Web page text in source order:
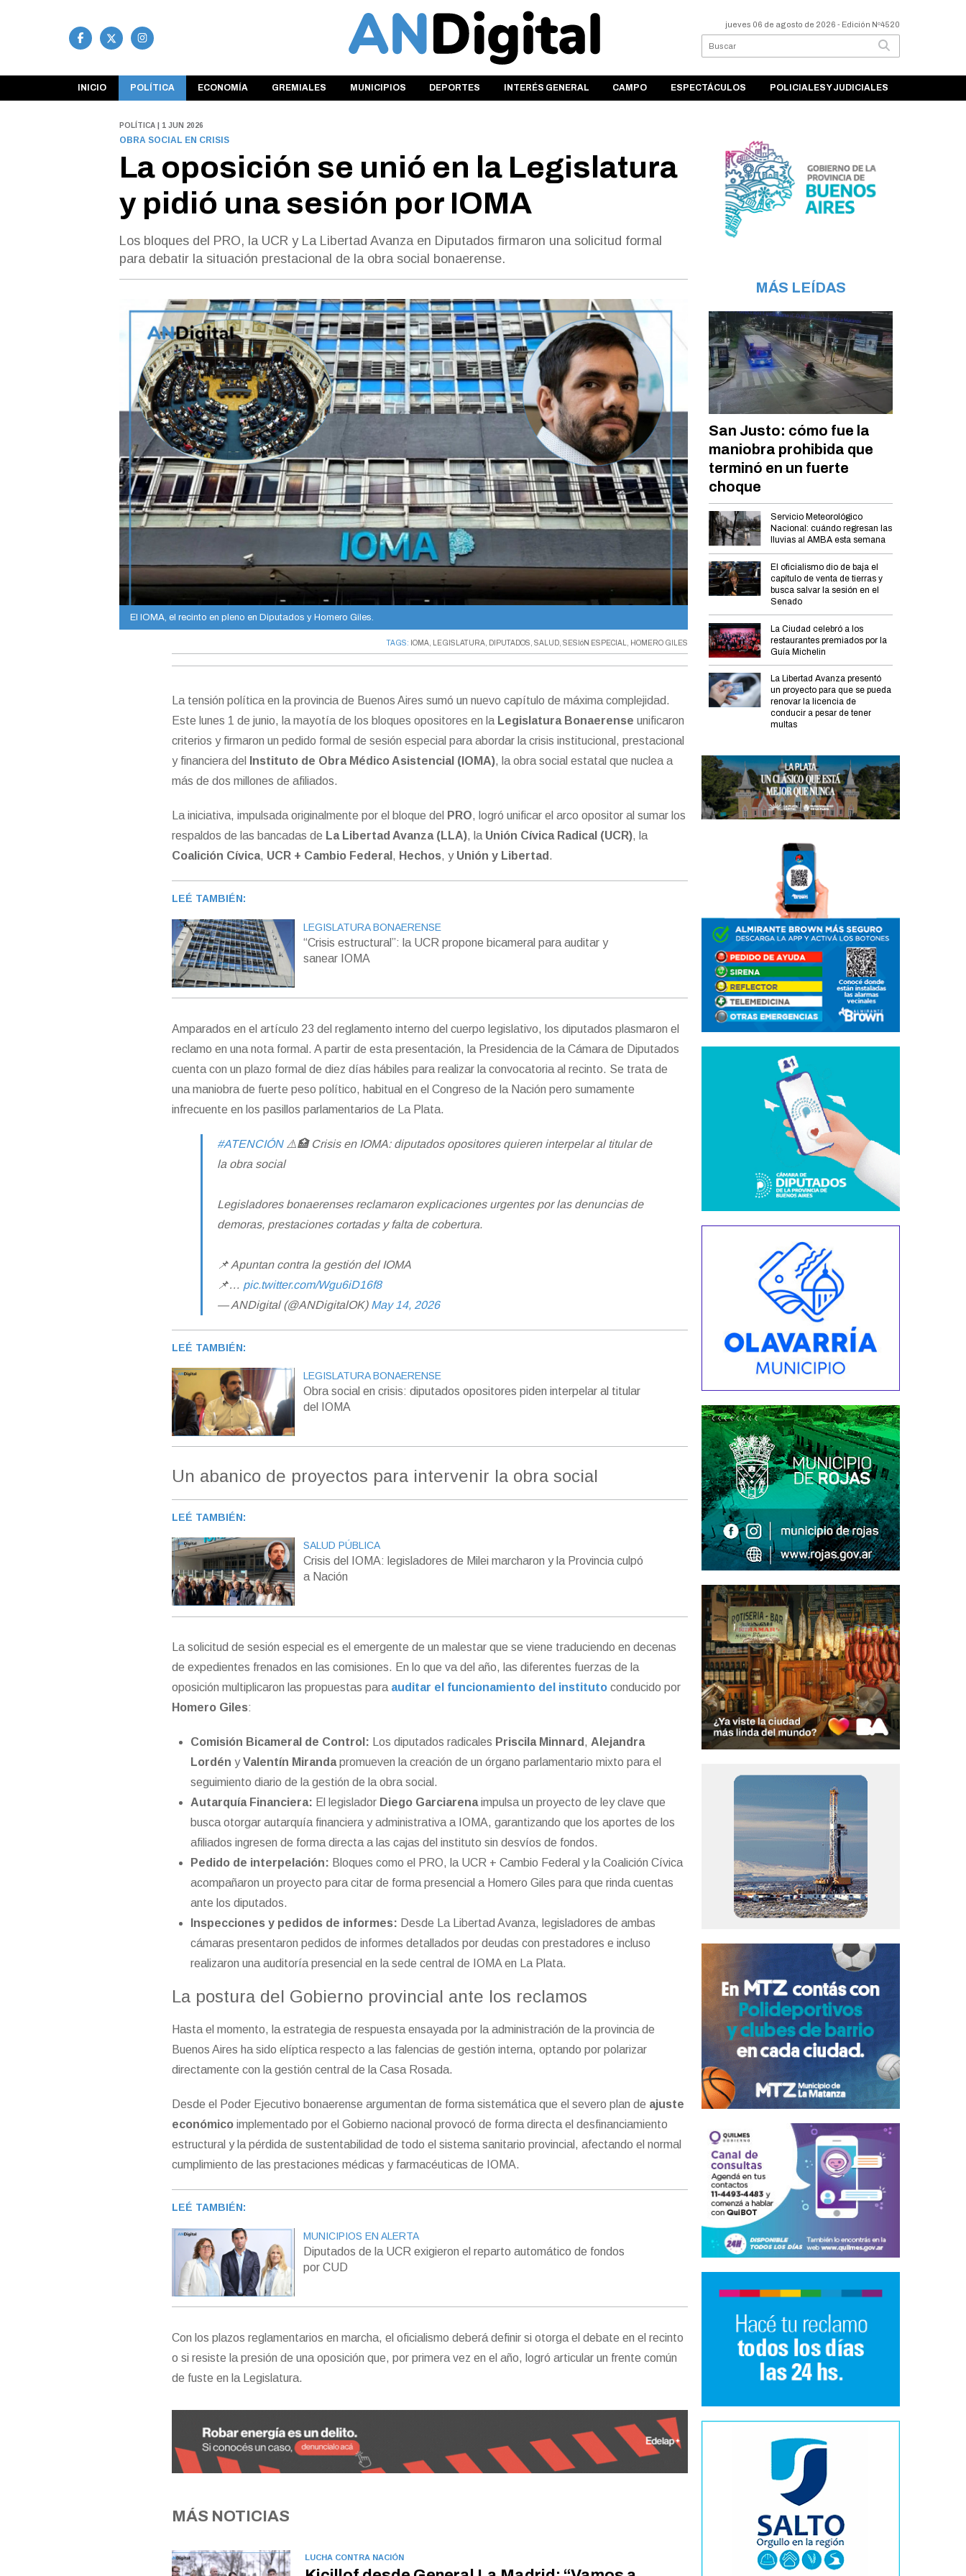
jueves 06 de agosto de 2026 - Edición Nº4520
INICIO POLÍTICA ECONOMÍA GREMIALES MUNICIPIOS DEPORTES INTERÉS GENERAL CAMPO ESPECTÁCULOS POLICIALES Y JUDICIALES
POLÍTICA | 1 JUN 2026
OBRA SOCIAL EN CRISIS
La oposición se unió en la Legislatura
y pidió una sesión por IOMA
Los bloques del PRO, la UCR y La Libertad Avanza en Diputados firmaron una solicitud formal
para debatir la situación prestacional de la obra social bonaerense.
El IOMA, el recinto en pleno en Diputados y Homero Giles. El IOMA, el recinto en pleno en Diputados y Homero Giles.
TAGS: IOMA, LEGISLATURA, DIPUTADOS,SALUD,SESIóN ESPECIAL, HOMERO GILES
La tensión política en la provincia de Buenos Aires sumó un nuevo capítulo de máxima complejidad.
Este lunes 1 de junio, la mayotía de los bloques opositores en la Legislatura Bonaerense unificaron
criterios y firmaron un pedido formal de sesión especial para abordar la crisis institucional, prestacional
y financiera del
Instituto de Obra Médico Asistencial (IOMA), la obra social estatal que nuclea a
más de dos millones de afiliados.
La iniciativa, impulsada originalmente por el bloque del PRO, logró unificar el arco opositor al sumar los
respaldos de las bancadas de La Libertad Avanza (LLA), la Unión Cívica Radical (UCR), la
Coalición Cívica, UCR + Cambio Federal , Hechos, y Unión y Libertad .
LEÉ TAMBIÉN:
LEGISLATURA BONAERENSE
“Crisis estructural”: la UCR propone bicameral para auditar y
sanear IOMA
Amparados en el artículo 23 del reglamento interno del cuerpo legislativo, los diputados plasmaron el
reclamo en una nota formal. A partir de esta presentación, la Presidencia de la Cámara de Diputados
cuenta con un plazo formal de diez días hábiles para realizar la convocatoria al recinto. Se trata de
una maniobra de fuerte peso político, habitual en el Congreso de la Nación pero sumamente
infrecuente en los pasillos parlamentarios de La Plata.
#ATENCIÓN⚠️🏥 Crisis en IOMA: diputados opositores quieren interpelar al titular de
la obra social
Legisladores bonaerenses reclamaron explicaciones urgentes por las denuncias de
demoras, prestaciones cortadas y falta de cobertura.
📌 Apuntan contra la gestión del IOMA
📌… pic.twitter.com/Wgu6iD16f8
— ANDigital (@ANDigitalOK) May 14, 2026
LEÉ TAMBIÉN:
LEGISLATURA BONAERENSE
Obra social en crisis: diputados opositores piden interpelar al titular
del IOMA
Un abanico de proyectos para intervenir la obra social
LEÉ TAMBIÉN:
SALUD PÚBLICA
Crisis del IOMA: legisladores de Milei marcharon y la Provincia culpó
a Nación
La solicitud de sesión especial es el emergente de un malestar que se viene traduciendo en decenas
de expedientes frenados en las comisiones. En lo que va del año, las diferentes fuerzas de la
oposición multiplicaron las propuestas para auditar el funcionamiento del institutoconducido por
Homero Giles:
Comisión Bicameral de Control: Los diputados radicales Priscila Minnard , Alejandra
Lordén yValentín Mirandapromueven la creación de un órgano parlamentario mixto para el
seguimiento diario de la gestión de la obra social.
Autarquía Financiera: El legislador Diego Garciarenaimpulsa un proyecto de ley clave que
busca otorgar autarquía financiera y administrativa a IOMA, garantizando que los aportes de los
afiliados ingresen de forma directa a las cajas del instituto sin desvíos de fondos.
Pedido de interpelación: Bloques como el PRO, la UCR + Cambio Federal y la Coalición Cívica
acompañaron un proyecto para citar de forma presencial a Homero Giles para que rinda cuentas
ante los diputados.
Inspecciones y pedidos de informes: Desde La Libertad Avanza, legisladores de ambas
cámaras presentaron pedidos de informes detallados por deudas con prestadores e incluso
realizaron una auditoría presencial en la sede central de IOMA en La Plata.
La postura del Gobierno provincial ante los reclamos
Hasta el momento, la estrategia de respuesta ensayada por la administración de la provincia de
Buenos Aires ha sido elíptica respecto a las falencias de gestión interna, optando por polarizar
directamente con la gestión central de la Casa Rosada.
Desde el Poder Ejecutivo bonaerense argumentan de forma sistemática que el severo plan de ajuste
económico implementado por el Gobierno nacional provocó de forma directa el desfinanciamiento
estructural y la pérdida de sustentabilidad de todo el sistema sanitario provincial, afectando el normal
cumplimiento de las prestaciones médicas y farmacéuticas de IOMA.
LEÉ TAMBIÉN:
MUNICIPIOS EN ALERTA
Diputados de la UCR exigieron el reparto automático de fondos
por CUD
Con los plazos reglamentarios en marcha, el oficialismo deberá definir si otorga el debate en el recinto
o si resiste la presión de una oposición que, por primera vez en el año, logró articular un frente común
de fuste en la Legislatura.
MÁS NOTICIAS
LUCHA CONTRA NACIÓN
MÁS LEÍDAS
San Justo: cómo fue la
maniobra prohibida que
terminó en un fuerte
choque
Servicio Meteorológico
Nacional: cuándo regresan las
lluvias al AMBA esta semana
El oficialismo dio de baja el
capítulo de venta de tierras y
busca salvar la sesión en el
Senado
La Ciudad celebró a los
restaurantes premiados por la
Guía Michelin
La Libertad Avanza presentó
un proyecto para que se pueda
renovar la licencia de
conducir a pesar de tener
multas